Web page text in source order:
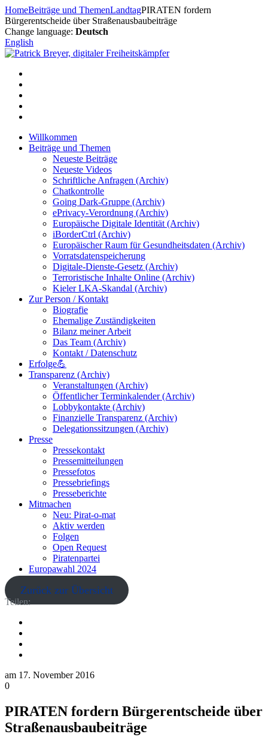
Zum
Inhalt
springen
HomeBeiträge und ThemenLandtagPIRATEN fordern
Bürgerentscheide über Straßenausbaubeiträge
Change language: Deutsch
English
Willkommen
Beiträge und Themen
Neueste Beiträge
Neueste Videos
Schriftliche Anfragen (Archiv)
Chatkontrolle
Going Dark-Gruppe (Archiv)
ePrivacy-Verordnung (Archiv)
Europäische Digitale Identität (Archiv)
iBorderCtrl (Archiv)
Europäischer Raum für Gesundheitsdaten (Archiv)
Vorratsdatenspeicherung
Digitale-Dienste-Gesetz (Archiv)
Terroristische Inhalte Online (Archiv)
Kieler LKA-Skandal (Archiv)
Zur Person / Kontakt
Biografie
Ehemalige Zuständigkeiten
Bilanz meiner Arbeit
Das Team (Archiv)
Kontakt / Datenschutz
Erfolge💪
Transparenz (Archiv)
Veranstaltungen (Archiv)
Öffentlicher Terminkalender (Archiv)
Lobbykontakte (Archiv)
Finanzielle Transparenz (Archiv)
Delegationssitzungen (Archiv)
Presse
Pressekontakt
Pressemitteilungen
Pressefotos
Pressebriefings
Presseberichte
Mitmachen
Neu: Pirat-o-mat
Aktiv werden
Folgen
Open Request
Piratenpartei
Europawahl 2024
Zurück zur Übersicht
Teilen:
am 17. November 2016
0
PIRATEN fordern Bürgerentscheide über
Straßenausbaubeiträge